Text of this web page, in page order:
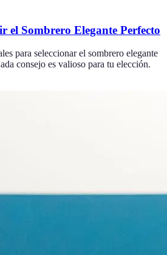
el Sombrero Elegante Perfecto
para seleccionar el sombrero elegante
consejo es valioso para tu elección.